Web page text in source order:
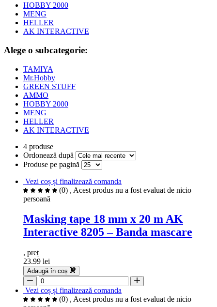
HOBBY 2000
MENG
HELLER
AK INTERACTIVE
Alege o subcategorie:
TAMIYA
Mr.Hobby
GREEN STUFF
AMMO
HOBBY 2000
MENG
HELLER
AK INTERACTIVE
4 produse
Ordonează după
Produse pe pagină
Vezi coș și finalizează comanda
(0) , Acest produs nu a fost evaluat de nicio
persoană
Masking tape 18 mm x 20 m AK
Interactive 8205 – Banda mascare
, preț
23.99 lei
Adaugă în coș
Vezi coș și finalizează comanda
(0) , Acest produs nu a fost evaluat de nicio